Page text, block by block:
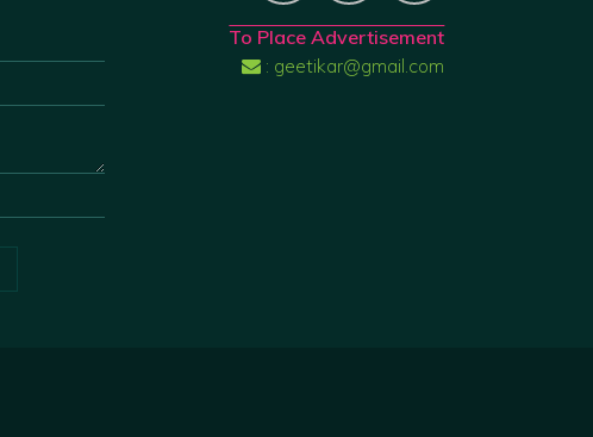
To Place Advertisement
: geetikar@gmail.com